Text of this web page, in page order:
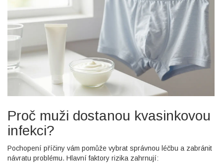
Proč muži dostanou kvasinkovou
infekci?
Pochopení příčiny vám pomůže vybrat správnou léčbu a zabránit
návratu problému. Hlavní faktory rizika zahrnují: